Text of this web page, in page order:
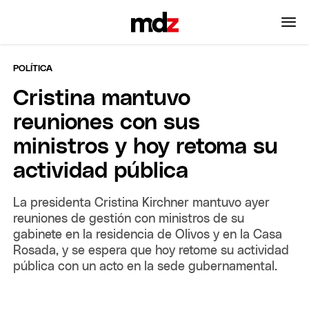
POLÍTICA
Cristina mantuvo
reuniones con sus
ministros y hoy retoma su
actividad pública
La presidenta Cristina Kirchner mantuvo ayer
reuniones de gestión con ministros de su
gabinete en la residencia de Olivos y en la Casa
Rosada, y se espera que hoy retome su actividad
pública con un acto en la sede gubernamental.